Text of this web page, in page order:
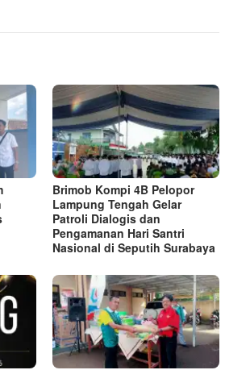
Brimob Kompi 4B Pelopor
Lampung Tengah Gelar
Patroli Dialogis dan
Pengamanan Hari Santri
Nasional di Seputih Surabaya